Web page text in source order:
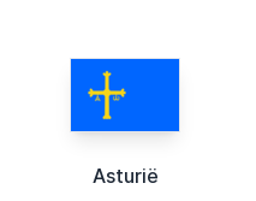
Asturië